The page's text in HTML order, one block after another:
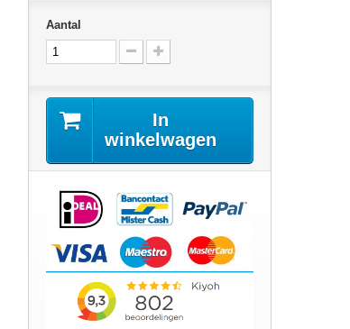
Aantal
In
winkelwagen